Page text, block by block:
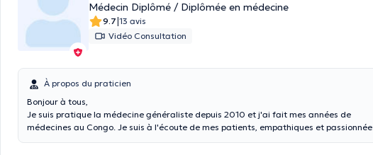
Médecin Diplômé / Diplômée en médecine
9.7|13 avis
Vidéo Consultation
À propos du praticien
Bonjour à tous,
Je suis pratique la médecine généraliste depuis 2010 et j'ai fait mes années de
médecines au Congo. Je suis à l'écoute de mes patients, empathiques et passionnée